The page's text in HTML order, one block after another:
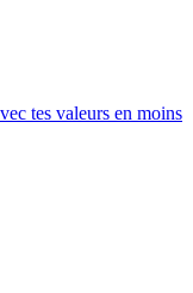
tes valeurs en moins